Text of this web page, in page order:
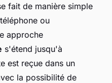
fait de manière simple
ou
approche
s'étend jusqu'à
est reçue dans un
la possibilité de